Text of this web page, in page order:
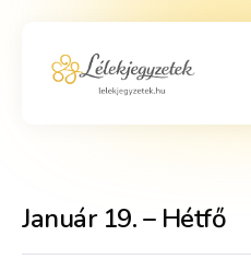
Január 19. – Hétfő